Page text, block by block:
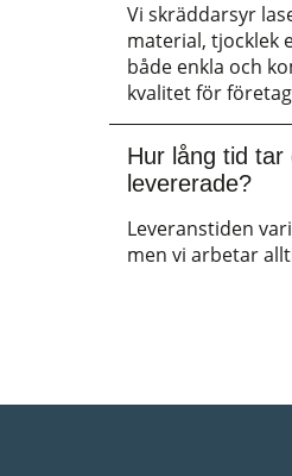
Vi skräddarsyr
material, tjocklek
både enkla och
kvalitet för
Hur lång tid
levererade?
Leveranstiden
men vi arbetar